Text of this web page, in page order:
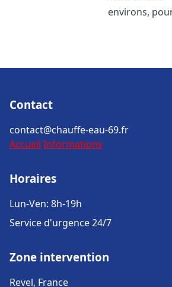
environs,
Contact
contact@chauffe-eau-69.fr
Accueil Informations
Horaires
Lun-Ven: 8h-19h
Service d'urgence 24/7
Zone intervention
Revel, France